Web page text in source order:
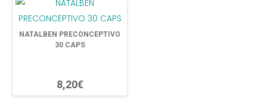
NATALBEN PRECONCEPTIVO
30 CAPS
8,20€